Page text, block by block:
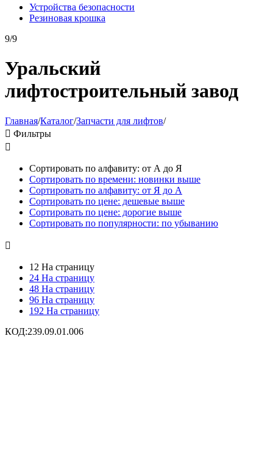
Устройства безопасности
Резиновая крошка
9/9
Уральский
лифтостроительный завод
Главная/Каталог/Запчасти для лифтов/
 Фильтры

Сортировать по алфавиту: от А до Я
Сортировать по времени: новинки выше
Сортировать по алфавиту: от Я до А
Сортировать по цене: дешевые выше
Сортировать по цене: дорогие выше
Сортировать по популярности: по убыванию

12 На страницу
24 На страницу
48 На страницу
96 На страницу
192 На страницу
КОД:239.09.01.006